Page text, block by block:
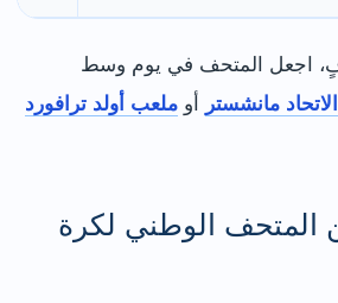
اجعل المتحف في يوم وسط
مانشستر أو ملعب أولد ترافورد
المتحف الوطني لكرة